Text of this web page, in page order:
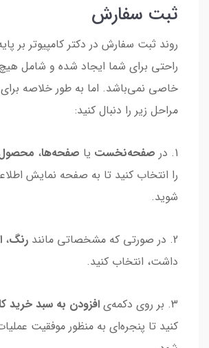
ثبت سفارش
روند ثبت سفارش در دکتر کامپیوتر بر
راحتی برای شما ایجاد شده و شامل
خاصی نمی‌باشد. اما به طور خلاصه برای
مراحل زیر را دنبال کنید:
1. در صفحه‌نخست یا صفحه‌ها،
را انتخاب کنید تا به صفحه نمایش
شوید.
2. در صورتی که مشخصاتی مانند رنگ،
داشت، انتخاب کنید.
3. بر روی دکمه‌ی افزودن به سبد خرید
کنید تا پنجره‌ای به منظور موفقیت